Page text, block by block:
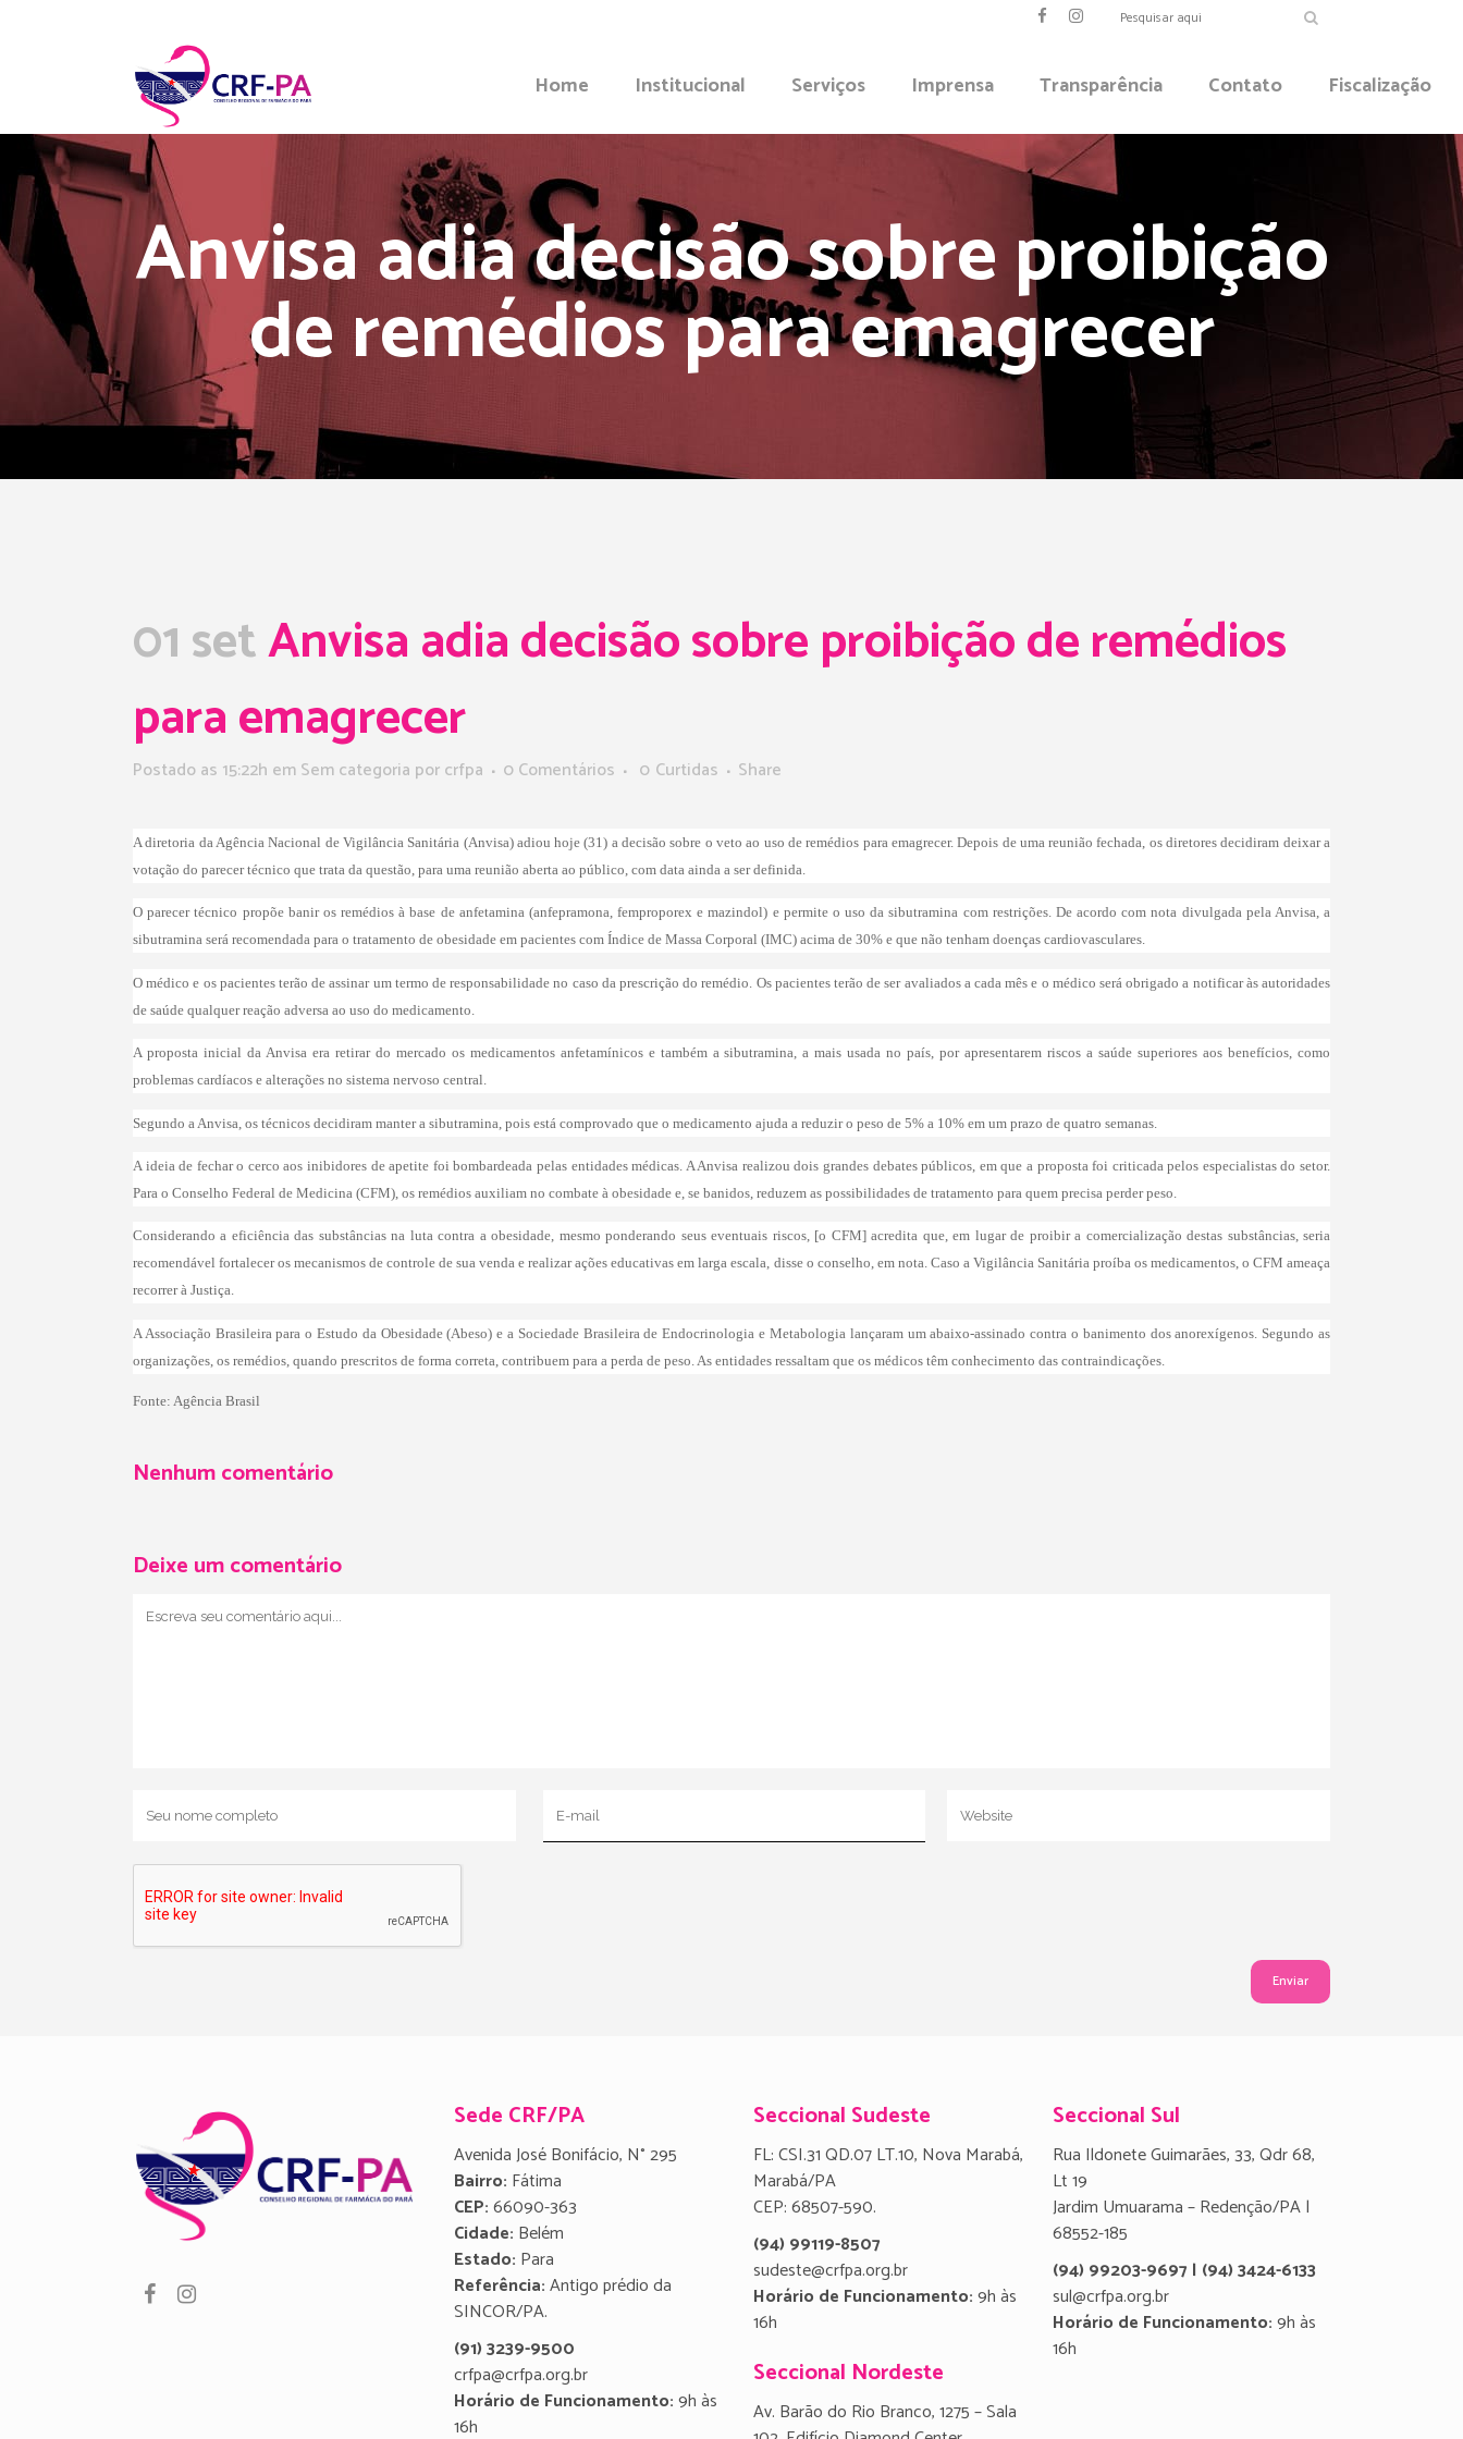
Home Institucional Serviços Imprensa Transparência Contato Fiscalização
Anvisa adia decisão sobre proibição
de remédios para emagrecer
01 setAnvisa adia decisão sobre proibição de remédios
para emagrecer
Postado as 15:22h em Sem categoria porcrfpa 0 Comentários 0 Curtidas Share
A diretoria da Agência Nacional de Vigilância Sanitária (Anvisa) adiou hoje (31) a decisão sobre o veto ao uso de remédios para emagrecer. Depois de uma reunião fechada, os diretores decidiram deixar a
votação do parecer técnico que trata da questão, para uma reunião aberta ao público, com data ainda a ser definida.
O parecer técnico propõe banir os remédios à base de anfetamina (anfepramona, femproporex e mazindol) e permite o uso da sibutramina com restrições. De acordo com nota divulgada pela Anvisa, a
sibutramina será recomendada para o tratamento de obesidade em pacientes com Índice de Massa Corporal (IMC) acima de 30% e que não tenham doenças cardiovasculares.
O médico e os pacientes terão de assinar um termo de responsabilidade no caso da prescrição do remédio. Os pacientes terão de ser avaliados a cada mês e o médico será obrigado a notificar às autoridades
de saúde qualquer reação adversa ao uso do medicamento.
A proposta inicial da Anvisa era retirar do mercado os medicamentos anfetamínicos e também a sibutramina, a mais usada no país, por apresentarem riscos a saúde superiores aos benefícios, como
problemas cardíacos e alterações no sistema nervoso central.
Segundo a Anvisa, os técnicos decidiram manter a sibutramina, pois está comprovado que o medicamento ajuda a reduzir o peso de 5% a 10% em um prazo de quatro semanas.
A ideia de fechar o cerco aos inibidores de apetite foi bombardeada pelas entidades médicas. A Anvisa realizou dois grandes debates públicos, em que a proposta foi criticada pelos especialistas do setor.
Para o Conselho Federal de Medicina (CFM), os remédios auxiliam no combate à obesidade e, se banidos, reduzem as possibilidades de tratamento para quem precisa perder peso.
Considerando a eficiência das substâncias na luta contra a obesidade, mesmo ponderando seus eventuais riscos, [o CFM] acredita que, em lugar de proibir a comercialização destas substâncias, seria
recomendável fortalecer os mecanismos de controle de sua venda e realizar ações educativas em larga escala, disse o conselho, em nota. Caso a Vigilância Sanitária proíba os medicamentos, o CFM ameaça
recorrer à Justiça.
A Associação Brasileira para o Estudo da Obesidade (Abeso) e a Sociedade Brasileira de Endocrinologia e Metabologia lançaram um abaixo-assinado contra o banimento dos anorexígenos. Segundo as
organizações, os remédios, quando prescritos de forma correta, contribuem para a perda de peso. As entidades ressaltam que os médicos têm conhecimento das contraindicações.
Fonte: Agência Brasil
Nenhum comentário
Deixe um comentário
Sede CRF/PA
Avenida José Bonifácio, N° 295
Bairro: Fátima
CEP:66090-363
Cidade: Belém
Estado: Para
Referência:Antigo prédio da
SINCOR/PA.
(91) 3239-9500
crfpa@crfpa.org.br
Horário de Funcionamento:9h às
16h
Seccional Sudeste
FL: CSI.31 QD.07 LT.10, Nova Marabá,
Marabá/PA
CEP: 68507-590.
(94) 99119-8507
sudeste@crfpa.org.br
Horário de Funcionamento:9h às
16h
Seccional Nordeste
Av. Barão do Rio Branco, 1275 – Sala
Seccional Sul
Rua Ildonete Guimarães, 33, Qdr 68,
Lt 19
Jardim Umuarama – Redenção/PA |
68552-185
(94) 99203-9697 | (94) 3424-6133
sul@crfpa.org.br
Horário de Funcionamento:9h às
16h